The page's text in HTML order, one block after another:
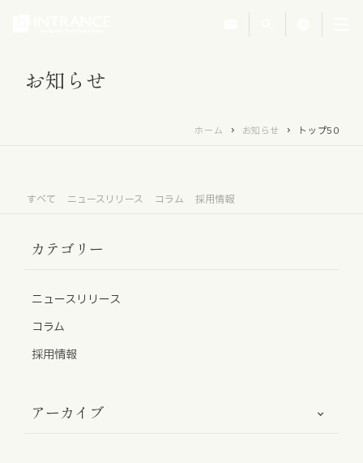
トップ
サステナビリティ
お知らせ
ホーム お知らせ トップ50
すべて ニュースリリース コラム 採用情報
カテゴリー
ニュースリリース
コラム
採用情報
アーカイブ